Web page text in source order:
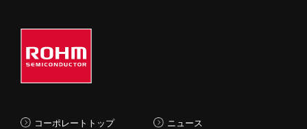
コーポレートトップ ニュース